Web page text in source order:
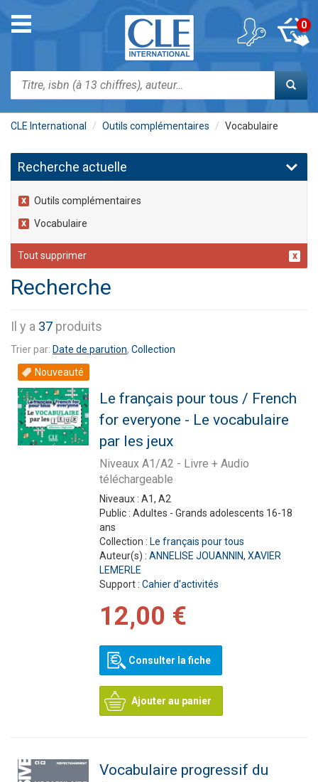
contenu
Toggle
navigation
Rechercher
0
CLE International Outils complémentaires Vocabulaire
Recherche actuelle
Outils complémentaires
Vocabulaire
Tout supprimer
Recherche
Il y a 37 produits
Trier par: Date de parution, Collection
Nouveauté
Le français pour tous / French
for everyone - Le vocabulaire
par les jeux
Niveaux A1/A2 - Livre + Audio
téléchargeable
Niveaux : A1, A2
Public : Adultes - Grands adolescents 16-18
ans
Collection : Le français pour tous
Auteur(s) : ANNELISE JOUANNIN, XAVIER
LEMERLE
Support : Cahier d'activités
12,00 €
Consulter la fiche
Ajouter au panier
Vocabulaire progressif du